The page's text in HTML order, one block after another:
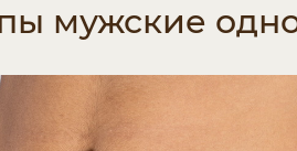
мужские